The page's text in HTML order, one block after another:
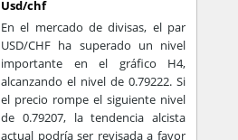
Usd/chf
En el mercado de divisas, el par
USD/CHF ha superado un nivel
importante en el gráfico H4,
alcanzando el nivel de 0.79222. Si
el precio rompe el siguiente nivel
de 0.79207, la tendencia alcista
actual podría ser revisada a favor